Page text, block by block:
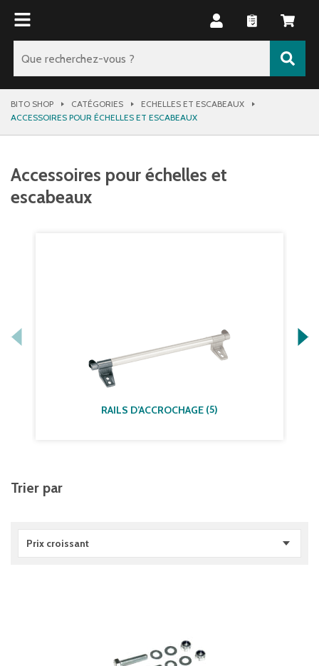
BITO SHOP CATÉGORIES
ECHELLES ET ESCABEAUX
ACCESSOIRES POUR ÉCHELLES ET ESCABEAUX
Accessoires pour échelles et
escabeaux
RAILS D’ACCROCHAGE (5)
Trier par
Prix croissant